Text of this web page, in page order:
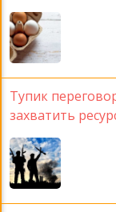
Тупик
захватить